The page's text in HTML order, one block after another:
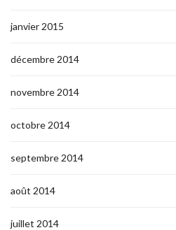
janvier 2015
décembre 2014
novembre 2014
octobre 2014
septembre 2014
août 2014
juillet 2014